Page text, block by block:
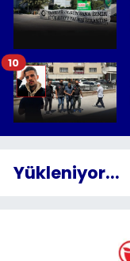
10
Yükleniyor...